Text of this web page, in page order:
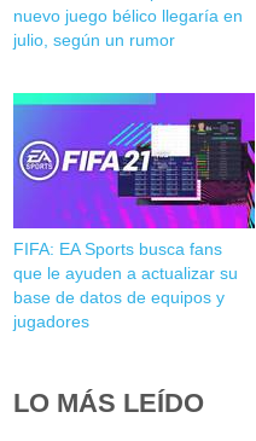
nuevo juego bélico llegaría en
julio, según un rumor
FIFA: EA Sports busca fans
que le ayuden a actualizar su
base de datos de equipos y
jugadores
LO MÁS LEÍDO